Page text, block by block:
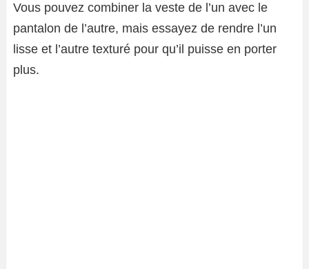
Vous pouvez combiner la veste de l’un avec le
pantalon de l’autre, mais essayez de rendre l’un
lisse et l’autre texturé pour qu’il puisse en porter
plus.